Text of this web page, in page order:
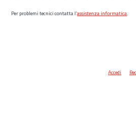
Per problemi tecnici contatta l’assistenza informatica.
Accedi